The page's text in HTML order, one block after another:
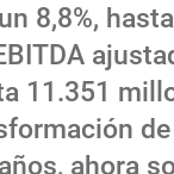
8,8%,
11.351
ahora